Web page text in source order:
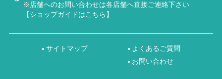
※店舗へのお問い合わせは各店舗へ直接ご連絡下さい
【ショップガイドはこちら】
● サイトマップ ● よくあるご質問
● お問い合わせ